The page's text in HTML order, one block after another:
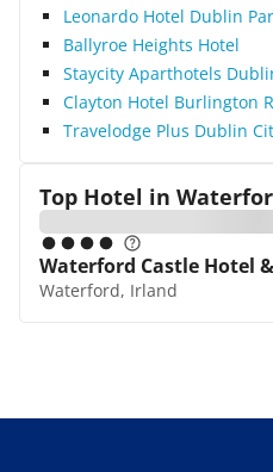
Leonardo Hotel Dublin
Ballyroe Heights Hotel
Staycity Aparthotels
Clayton Hotel Burlington
Travelodge Plus Dublin
Top Hotel in
Waterford Castle Hotel
Waterford, Irland